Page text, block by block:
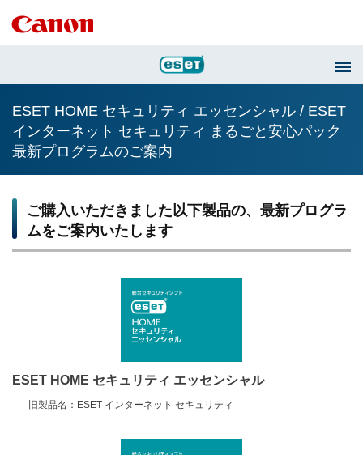
ESET HOME セキュリティ エッセンシャル / ESET
インターネット セキュリティ まるごと安心パック
最新プログラムのご案内
ご購入いただきました以下製品の、最新プログラ
ムをご案内いたします
ESET HOME セキュリティ エッセンシャル
旧製品名：ESET インターネット セキュリティ